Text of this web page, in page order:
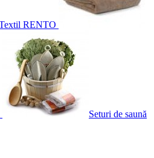
RENTO
Seturi de saună